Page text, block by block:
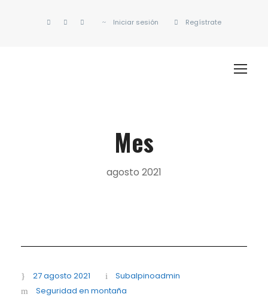
Iniciar sesión Regístrate
Mes
agosto 2021
27 agosto 2021
Subalpinoadmin
Seguridad en montaña